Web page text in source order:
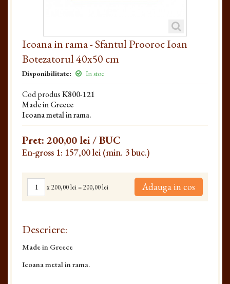
Icoana in rama - Sfantul Prooroc Ioan
Botezatorul 40x50 cm
Disponibilitate: In stoc
Cod produsK800-121
Made in Greece
Icoana metal in rama.
Pret: 200,00 lei/ BUC
En-gross 1: 157,00 lei (min. 3 buc.)
x200,00 lei=200,00 lei Adauga in cos
Descriere:
Made in Greece
Icoana metal in rama.